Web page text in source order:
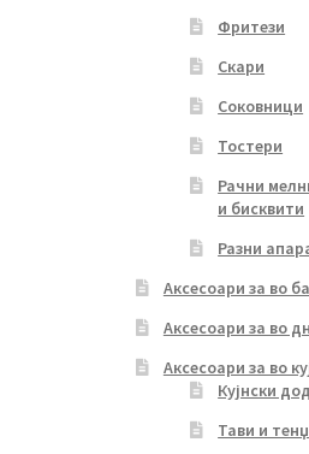
Фритези
Скари
Соковници
Тостери
Рачни
и бисквити
Разни
Аксесоари за во
Аксесоари за во
Аксесоари за во
Кујнски
Тави и